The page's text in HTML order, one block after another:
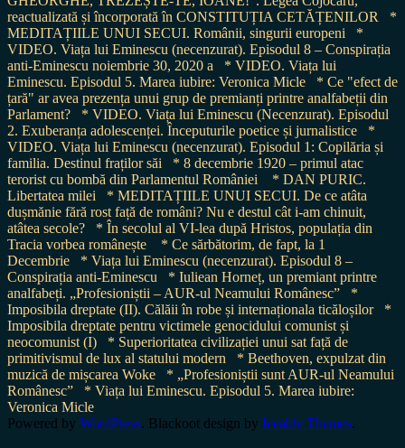
reactualizată și încorporată în CONSTITUȚIA CETĂȚENILOR
*
MEDITAȚIILE UNUI SECUI. Românii, singurii europeni
*
VIDEO. Viața lui Eminescu (necenzurat). Episodul 8 – Conspirația
anti-Eminescu noiembrie 30, 2020 a
* VIDEO. Viața lui
Eminescu. Episodul 5. Marea iubire: Veronica Micle
* Ce "efect de
țară" ar avea prezența unui grup de premianți printre analfabeții din
Parlament?
* VIDEO. Viața lui Eminescu (Necenzurat). Episodul
2. Exuberanța adolescenței. Începuturile poetice și jurnalistice
*
VIDEO. Viața lui Eminescu (necenzurat). Episodul 1: Copilăria și
familia. Destinul fraților săi
* 8 decembrie 1920 – primul atac
terorist cu bombă din Parlamentul României
* DAN PURIC.
Libertatea milei
* MEDITAȚIILE UNUI SECUI. De ce atâta
dușmănie fără rost față de români? Nu e destul cât i-am chinuit,
atâtea secole?
* În secolul al VI-lea după Hristos, populația din
Tracia vorbea românește
* Ce sărbătorim, de fapt, la 1
Decembrie
* Viața lui Eminescu (necenzurat). Episodul 8 –
Conspirația anti-Eminescu
* Iuliean Horneț, un premiant printre
analfabeți. „Profesioniștii – AUR-ul Neamului Românesc”
*
Imposibila dreptate (II). Călăii în robe și internaționala ticăloșilor
*
Imposibila dreptate pentru victimele genocidului comunist și
neocomunist (I)
* Superioritatea civilizației unui sat față de
primitivismul de lux al statului modern
* Beethoven, expulzat din
muzică de mișcarea Woke
* „Profesioniștii sunt AUR-ul Neamului
Românesc”
* Viața lui Eminescu. Episodul 5. Marea iubire:
Veronica Micle
Powered by WordPress. Blackoot design by Iceable Themes.